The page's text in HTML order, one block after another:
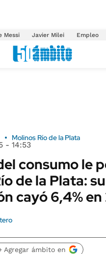
Messi Javier Milei Empleo
Molinos Río de la Plata
- 14:53
consumo le
de la Plata: su
cayó 6,4% en
Agregar ámbito en